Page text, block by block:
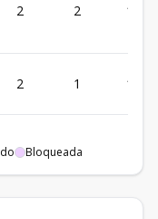
2 2 107
2 1 107
2 1
107
Bloqueada